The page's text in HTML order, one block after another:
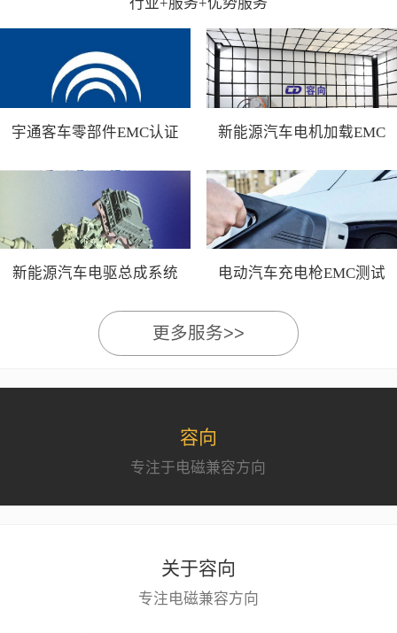
宇通客车零部件EMC认证
新能源汽车电机加载EMC
新能源汽车电驱总成系统
电动汽车充电枪EMC测试
更多服务>>
容向
专注于电磁兼容方向
关于容向
专注电磁兼容方向